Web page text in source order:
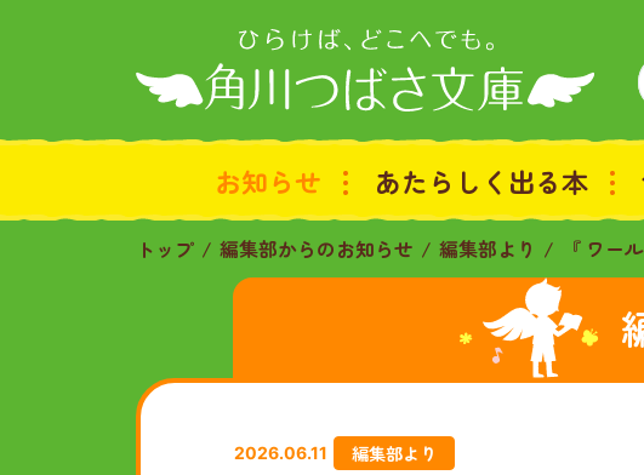
お知らせ あたらしく出る本
トップ 編集部からのお知らせ 編集部より 『 ワー
2026.06.11 編集部より